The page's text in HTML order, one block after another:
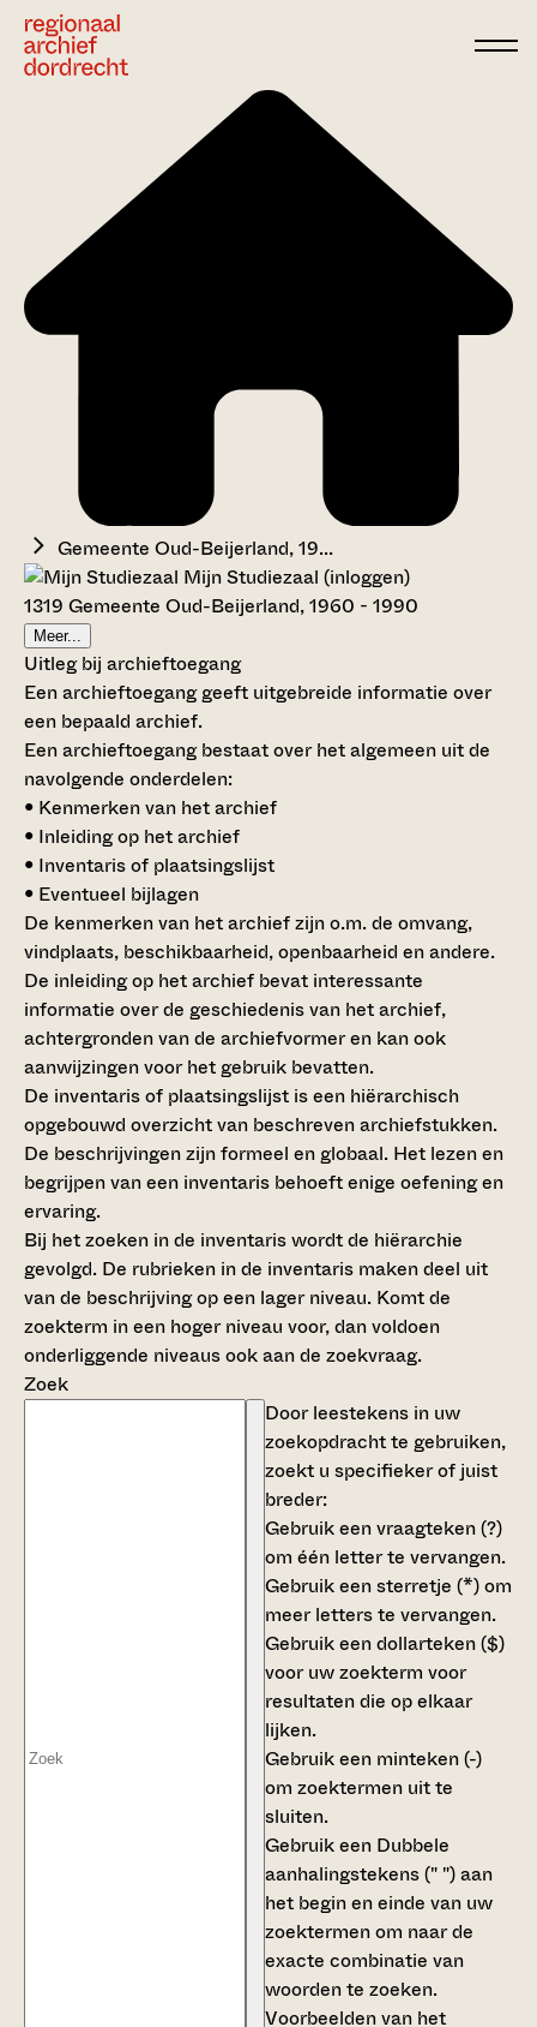
Gemeente Oud-Beijerland, 19...
Mijn Studiezaal (inloggen)
1319 Gemeente Oud-Beijerland, 1960 - 1990
Meer...
Uitleg bij archieftoegang
Een archieftoegang geeft uitgebreide informatie over
een bepaald archief.
Een archieftoegang bestaat over het algemeen uit de
navolgende onderdelen:
• Kenmerken van het archief
• Inleiding op het archief
• Inventaris of plaatsingslijst
• Eventueel bijlagen
De kenmerken van het archief zijn o.m. de omvang,
vindplaats, beschikbaarheid, openbaarheid en andere.
De inleiding op het archief bevat interessante
informatie over de geschiedenis van het archief,
achtergronden van de archiefvormer en kan ook
aanwijzingen voor het gebruik bevatten.
De inventaris of plaatsingslijst is een hiërarchisch
opgebouwd overzicht van beschreven archiefstukken.
De beschrijvingen zijn formeel en globaal. Het lezen en
begrijpen van een inventaris behoeft enige oefening en
ervaring.
Bij het zoeken in de inventaris wordt de hiërarchie
gevolgd. De rubrieken in de inventaris maken deel uit
van de beschrijving op een lager niveau. Komt de
zoekterm in een hoger niveau voor, dan voldoen
onderliggende niveaus ook aan de zoekvraag.
Zoek
Door leestekens in uw
zoekopdracht te gebruiken,
zoekt u specifieker of juist
breder:
Gebruik eenvraagteken (?)
om één letter te vervangen.
Gebruik eensterretje (*)om
meer letters te vervangen.
Gebruik eendollarteken ($)
voor uw zoekterm voor
resultaten die op elkaar
lijken.
Gebruik een minteken (-)
om zoektermen uit te
sluiten.
Gebruik een Dubbele
aanhalingstekens (" ")aan
het begin en einde van uw
zoektermen om naar de
exacte combinatie van
woorden te zoeken.
Voorbeelden van het